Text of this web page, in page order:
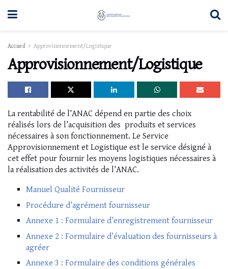
Accueil Approvisionnement/Logistique
Approvisionnement/Logistique
La rentabilité de l’ANAC dépend en partie des choix
réalisés lors de l’acquisition des produits et services
nécessaires à son fonctionnement. Le Service
Approvisionnement et Logistique est le service désigné à
cet effet pour fournir les moyens logistiques nécessaires à
la réalisation des activités de l’ANAC.
Manuel Qualité Fournisseur
Procédure d’agrément fournisseur
Annexe 1 : Formulaire d’enregistrement fournisseur
Annexe 2 : Formulaire d’évaluation des fournisseurs à
agréer
Annexe 3 : Formulaire des conditions générales